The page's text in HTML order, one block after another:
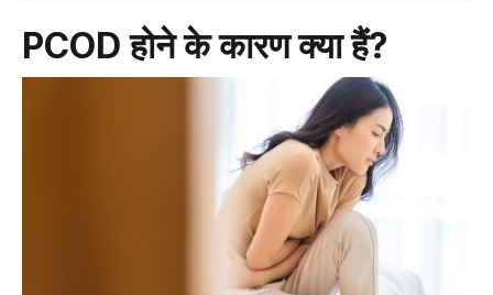
PCOD होने के कारण क्या हैं?